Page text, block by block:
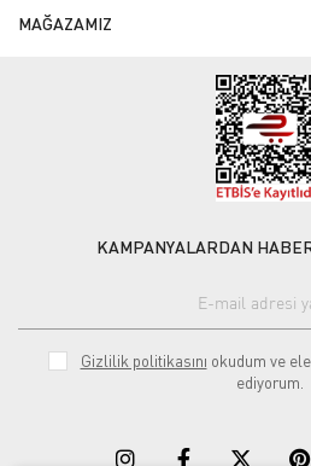
MAĞAZAMIZ
KAMPANYALARDAN
Gizlilik politikasını okudum ve
ediyorum.